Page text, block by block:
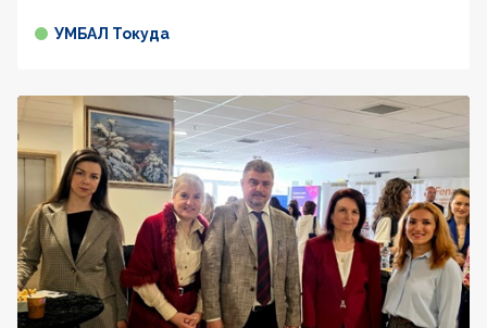
УМБАЛ Токуда